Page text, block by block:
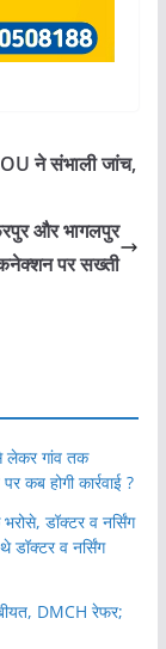
ने संभाली जांच,
और भागलपुर
कनेक्शन पर सख्ती
लेकर गांव तक
कब होगी कार्रवाई ?
डॉक्टर व नर्सिंग
व नर्सिंग
DMCH रेफर;